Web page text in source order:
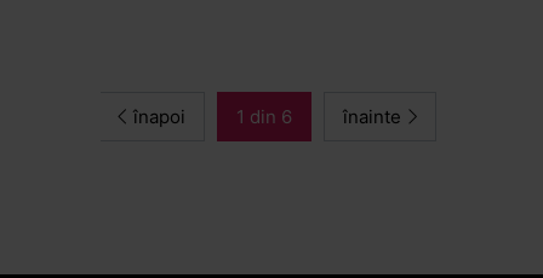
înapoi 1 din 6 înainte